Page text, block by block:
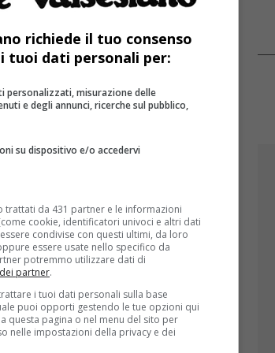
sviluppo e
l’intesa con i
che è stata siglata
gli anni successivi, in
degli studi dei
richiede il tuo consenso
tuoi dati personali per:
personalizzati, misurazione delle
e degli annunci, ricerche sul pubblico,
su dispositivo e/o accedervi
trattati da 431 partner e le informazioni
cookie, identificatori univoci e altri dati
condivise con questi ultimi, da loro
essere usate nello specifico da
potremmo utilizzare dati di
partner.
i tuoi dati personali sulla base
puoi opporti gestendo le tue opzioni qui
questa pagina o nel menu del sito per
nelle impostazioni della privacy e dei